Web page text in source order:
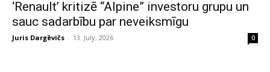
‘Renault’ kritizē “Alpine” investoru grupu un
sauc sadarbību par neveiksmīgu
Juris Dargēvičs - 13. July, 2026 0